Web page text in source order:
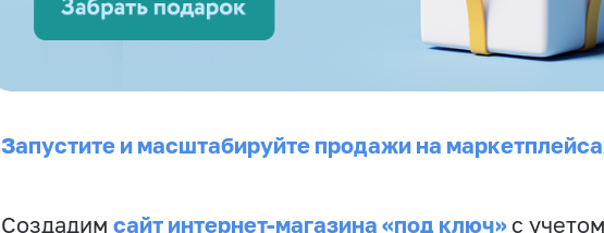
Запустите и масштабируйте продажи на
Создадим сайт интернет-магазина «под ключ» с учетом